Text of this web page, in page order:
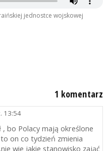
jednostce wojskowej
1 komentarz
13:54
, bo Polacy mają określone
on co tydzień zmienia
wie jakie stanowisko zająć